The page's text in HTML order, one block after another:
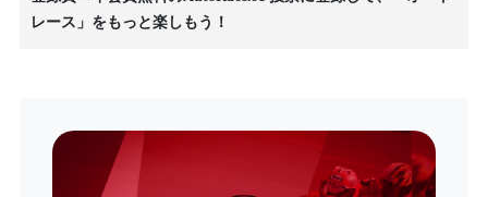
レース」をもっと楽しもう！